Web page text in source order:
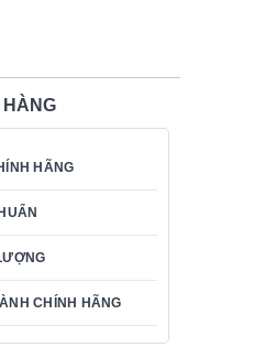
HÃNG
CHÍNH HÃNG